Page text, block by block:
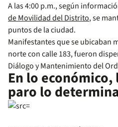
A las 4:00 p.m., según
de Movilidad del Distrito, se
puntos de la ciudad.
Manifestantes que se ubicaban
norte con calle 183, fueron
Diálogo y Mantenimiento del
En lo
paro lo